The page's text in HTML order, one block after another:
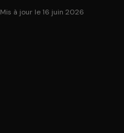
Mis à jour le 16 juin 2026